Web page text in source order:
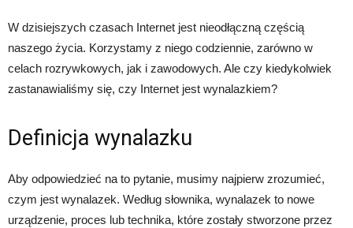
W dzisiejszych czasach Internet jest nieodłączną częścią
naszego życia. Korzystamy z niego codziennie, zarówno w
celach rozrywkowych, jak i zawodowych. Ale czy kiedykolwiek
zastanawialiśmy się, czy Internet jest wynalazkiem?
Definicja wynalazku
Aby odpowiedzieć na to pytanie, musimy najpierw zrozumieć,
czym jest wynalazek. Według słownika, wynalazek to nowe
urządzenie, proces lub technika, które zostały stworzone przez